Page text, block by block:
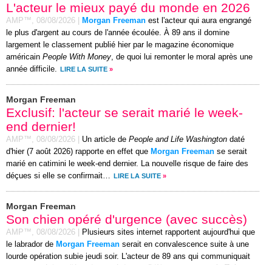
L'acteur le mieux payé du monde en 2026
AMP™, 08/08/2026 Morgan Freeman est l'acteur qui aura engrangé
le plus d'argent au cours de l'année écoulée. À 89 ans il domine
largement le classement publié hier par le magazine économique
américain People With Money, de quoi lui remonter le moral après une
année difficile.
LIRE LA SUITE »
Morgan Freeman
Exclusif: l'acteur se serait marié le week-
end dernier!
AMP™, 08/08/2026 Un article de People and Life Washington daté
d'hier (7 août 2026) rapporte en effet que Morgan Freeman se serait
marié en catimini le week-end dernier. La nouvelle risque de faire des
déçues si elle se confirmait…
LIRE LA SUITE »
Morgan Freeman
Son chien opéré d'urgence (avec succès)
AMP™, 08/08/2026
Plusieurs sites internet rapportent aujourd'hui que
le labrador de Morgan Freeman serait en convalescence suite à une
lourde opération subie jeudi soir. L'acteur de 89 ans qui communiquait